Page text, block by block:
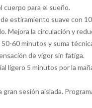
cuerpo para el sueño.
estiramiento suave con
Mejora la circulación y
60 minutos y suma
de vigor sin fatiga.
ligero 5 minutos por la
sesión aislada.